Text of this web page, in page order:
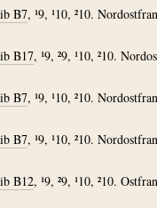
B7, ¹9, ¹10, ²10.
B17, ¹9, ²9, ¹10, ²10.
B7, ¹9, ¹10, ²10.
B7, ¹9, ¹10, ²10.
B12, ¹9, ²9, ¹10, ²10.